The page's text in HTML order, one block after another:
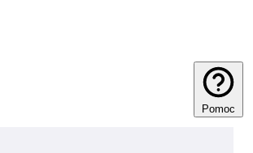
Pomoc